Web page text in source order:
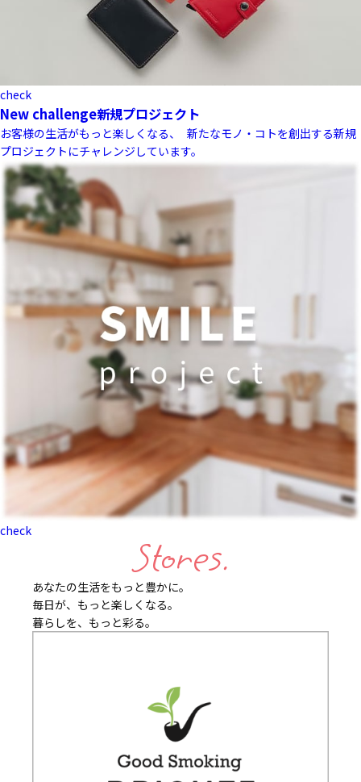
check
New challenge新規プロジェクト
お客様の生活がもっと楽しくなる、 新たなモノ・コトを創出する新規
プロジェクトにチャレンジしています。
check
Stores.
あなたの生活をもっと豊かに。
毎日が、もっと楽しくなる。
暮らしを、もっと彩る。